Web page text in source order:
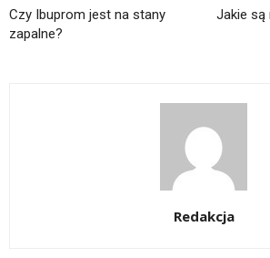
Czy Ibuprom jest na stany
zapalne?
Jakie są
Redakcja